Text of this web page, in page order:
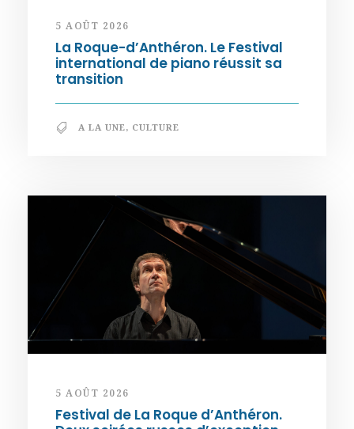
5 AOÛT 2026
La Roque-d’Anthéron. Le Festival
international de piano réussit sa
transition
A LA UNE, CULTURE
5 AOÛT 2026
Festival de La Roque d’Anthéron.